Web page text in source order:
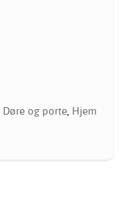
Døre og porte, Hjem